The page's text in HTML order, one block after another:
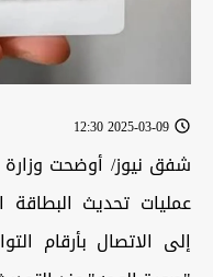
2025-03-09 12:30
شفق نيوز/ أوضحت وزارة
عمليات تحديث البطاقة
إلى الاتصال بأرقام